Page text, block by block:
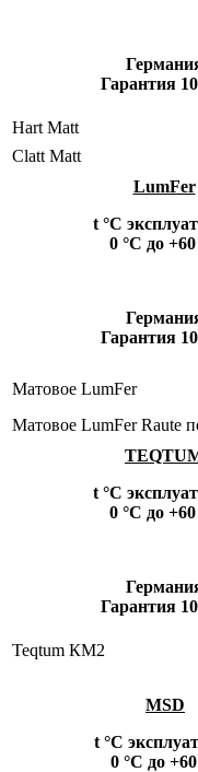
Гарантия
Hart Matt
Clatt Matt
LumFer
t °С
0 °С до
Гарантия
Матовое LumFer
Матовое LumFer Raute
t °С
0 °С до
Гарантия
Teqtum КM2
MSD
t °С
0 °С до